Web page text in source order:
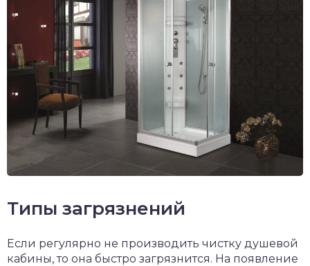
Типы загрязнений
Если регулярно не производить чистку душевой
кабины, то она быстро загрязнится. На появление